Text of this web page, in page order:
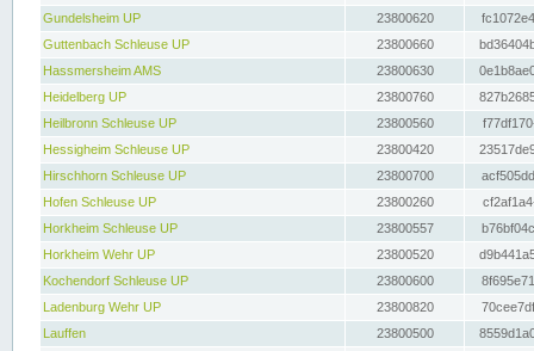
Gundelsheim UP
23800620
Guttenbach Schleuse UP
23800660
Hassmersheim AMS
23800630
Heidelberg UP
23800760
Heilbronn Schleuse UP
23800560
Hessigheim Schleuse UP
23800420
Hirschhorn Schleuse UP
23800700
Hofen Schleuse UP
23800260
Horkheim Schleuse UP
23800557
Horkheim Wehr UP
23800520
Kochendorf Schleuse UP
23800600
Ladenburg Wehr UP
23800820
Lauffen
23800500